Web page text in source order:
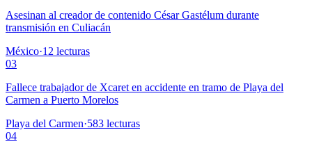
Asesinan al creador de contenido César Gastélum durante
transmisión en Culiacán
México·12 lecturas
03
Fallece trabajador de Xcaret en accidente en tramo de Playa del
Carmen a Puerto Morelos
Playa del Carmen·583 lecturas
04